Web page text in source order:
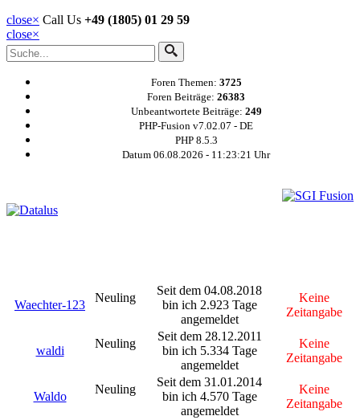
close× Call Us +49 (1805) 01 29 59
close×
Foren Themen: 3725
Foren Beiträge: 26383
Unbeantwortete Beiträge: 249
PHP-Fusion v7.02.07 - DE
PHP 8.5.3
Datum 06.08.2026 - 11:23:21 Uhr
Waechter-123
Neuling
Seit dem 04.08.2018
bin ich 2.923 Tage
angemeldet
Keine
Zeitangabe
waldi
Neuling
Seit dem 28.12.2011
bin ich 5.334 Tage
angemeldet
Keine
Zeitangabe
Waldo
Neuling
Seit dem 31.01.2014
bin ich 4.570 Tage
angemeldet
Keine
Zeitangabe